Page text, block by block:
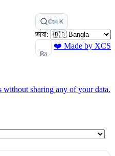
Ctrl K
ভাষা:
থিম
❤️ Made by XCS
without sharing any of your data.